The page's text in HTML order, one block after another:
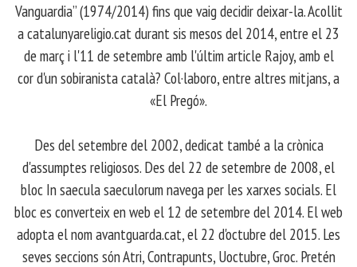
Vanguardia” (1974/2014) fins que vaig decidir deixar-la. Acollit
a catalunyareligio.cat durant sis mesos del 2014, entre el 23
de març i l'11 de setembre amb l'últim article Rajoy, amb el
cor d'un sobiranista català? Col·laboro, entre altres mitjans, a
«El Pregó».
​ Des del setembre del 2002, dedicat també a la crònica
d'assumptes religiosos. Des del 22 de setembre de 2008, el
bloc In saecula saeculorum navega per les xarxes socials. El
bloc es converteix en web el 12 de setembre del 2014. El web
adopta el nom avantguarda.cat, el 22 d'octubre del 2015. Les
seves seccions són Atri, Contrapunts, Uoctubre, Groc. Pretén